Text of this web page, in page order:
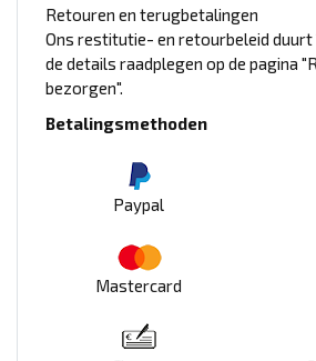
Retouren en terugbetalingen
Ons restitutie- en retourbeleid duurt
de details raadplegen op de pagina
bezorgen".
Betalingsmethoden
Paypal
Mastercard